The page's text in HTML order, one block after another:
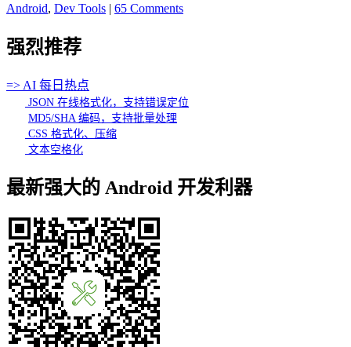
Android, Dev Tools | 65 Comments
强烈推荐
=> AI 每日热点
JSON 在线格式化，支持错误定位
MD5/SHA 编码，支持批量处理
CSS 格式化、压缩
文本空格化
最新强大的 Android 开发利器